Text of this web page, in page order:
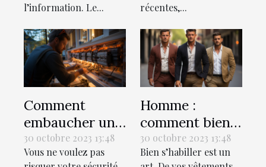
l’information. Le...
récentes,...
Comment
embaucher un
bon électricien
pour votre
30 octobre 2023 13:48
Vous ne voulez pas
Homme :
comment bien
s’habiller ?
30 octobre 2023 13:48
Bien s’habiller est un